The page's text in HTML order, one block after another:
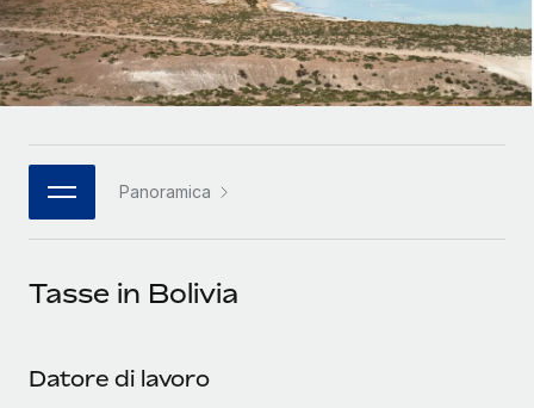
Português (Portugal)
日本語
한국어
中文（简体）
Panoramica
Tasse in Bolivia
Datore di lavoro